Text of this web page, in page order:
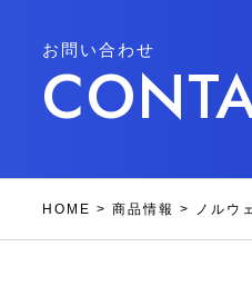
お問い合わせ
HOME > 商品情報 > ノルウ